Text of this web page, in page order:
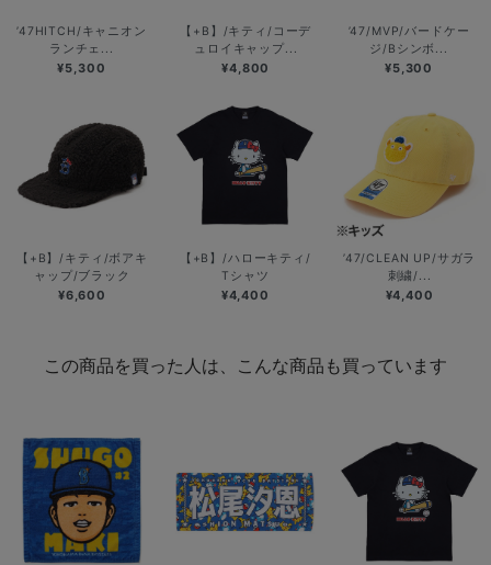
’47HITCH/キャニオン
ランチェ...
¥5,300
【+B】/キティ/コーデ
ュロイキャップ...
¥4,800
’47/MVP/バードケー
ジ/Bシンボ...
¥5,300
【+B】/キティ/ボアキ
ャップ/ブラック
¥6,600
【+B】/ハローキティ/
Tシャツ
¥4,400
’47/CLEAN UP/サガラ
刺繍/...
¥4,400
この商品を買った人は、こんな商品も買っています